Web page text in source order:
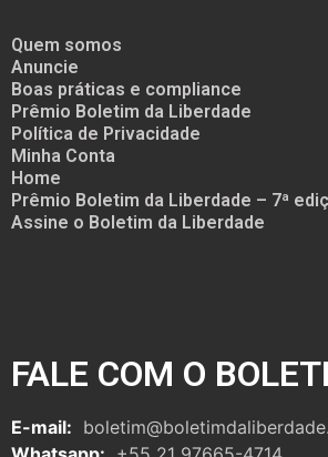
Quem somos
Anuncie
Boas práticas e compliance
Prêmio Boletim da Liberdade
Política de Privacidade
Minha Conta
Home
Prêmio Boletim da Liberdade – 7ª
Assine o Boletim da Liberdade
FALE COM O
E-mail: